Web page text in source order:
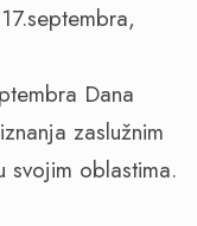
Dana
zaslužnim
svojim oblastima.